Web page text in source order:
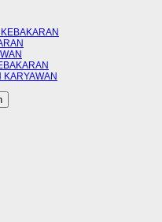
KARYAWAN